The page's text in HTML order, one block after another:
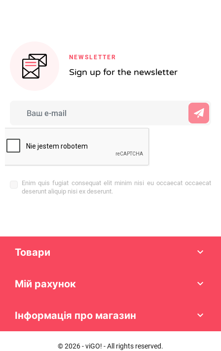
NEWSLETTER
Sign up for the newsletter
Enim quis fugiat consequat elit minim nisi eu occaecat occaecat
deserunt aliquip nisi ex deserunt.
Товари 
Мій рахунок 
Інформація про магазин 
© 2026 - viGO! - All rights reserved.